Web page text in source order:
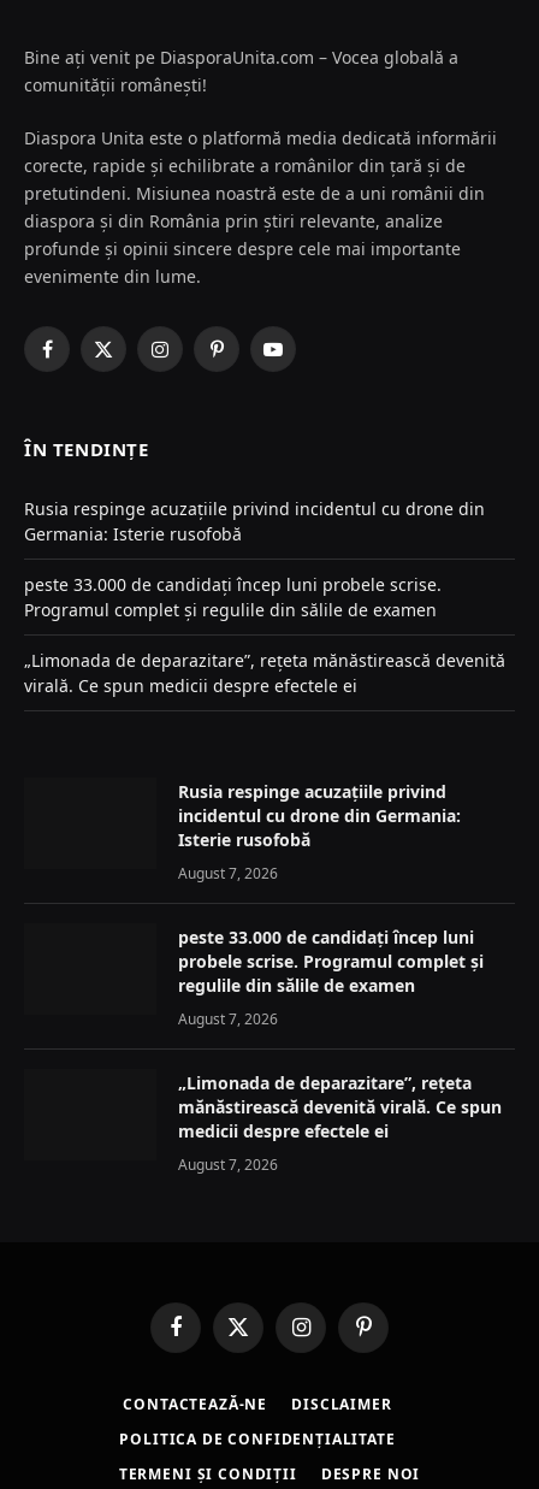
Bine ați venit pe DiasporaUnita.com – Vocea globală a
comunității românești!
Diaspora Unita este o platformă media dedicată informării
corecte, rapide și echilibrate a românilor din țară și de
pretutindeni. Misiunea noastră este de a uni românii din
diaspora și din România prin știri relevante, analize
profunde și opinii sincere despre cele mai importante
evenimente din lume.
Facebook
X
InstagramPinterestYouTube
ÎN TENDINȚE
Rusia respinge acuzațiile privind incidentul cu drone din
Germania: Isterie rusofobă
peste 33.000 de candidați încep luni probele scrise.
Programul complet și regulile din sălile de examen
„Limonada de deparazitare”, rețeta mănăstirească devenită
virală. Ce spun medicii despre efectele ei
Rusia respinge acuzațiile privind
incidentul cu drone din Germania:
Isterie rusofobă
August 7, 2026
peste 33.000 de candidați încep luni
probele scrise. Programul complet și
regulile din sălile de examen
August 7, 2026
„Limonada de deparazitare”, rețeta
mănăstirească devenită virală. Ce spun
medicii despre efectele ei
August 7, 2026
FacebookX
(Twitter)
InstagramPinterest
CONTACTEAZĂ-NE
DISCLAIMER
POLITICA DE CONFIDENȚIALITATE
TERMENI ȘI CONDIȚII
DESPRE NOI